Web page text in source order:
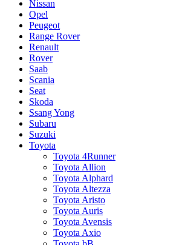
Nissan
Opel
Peugeot
Range Rover
Renault
Rover
Saab
Scania
Seat
Skoda
Ssang Yong
Subaru
Suzuki
Toyota
Toyota 4Runner
Toyota Allion
Toyota Alphard
Toyota Altezza
Toyota Aristo
Toyota Auris
Toyota Avensis
Toyota Axio